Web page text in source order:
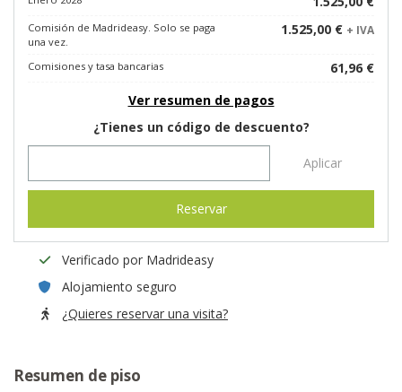
Comisión de Madrideasy. Solo se paga
una vez.
1.525,00 € + IVA
Comisiones y tasa bancarias
61,96 €
Ver resumen de pagos
¿Tienes un código de descuento?
Aplicar
Reservar
Verificado por Madrideasy
Alojamiento seguro
¿Quieres reservar una visita?
Resumen de piso